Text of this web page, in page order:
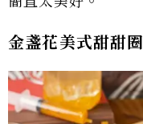
金盞花美式甜甜圈